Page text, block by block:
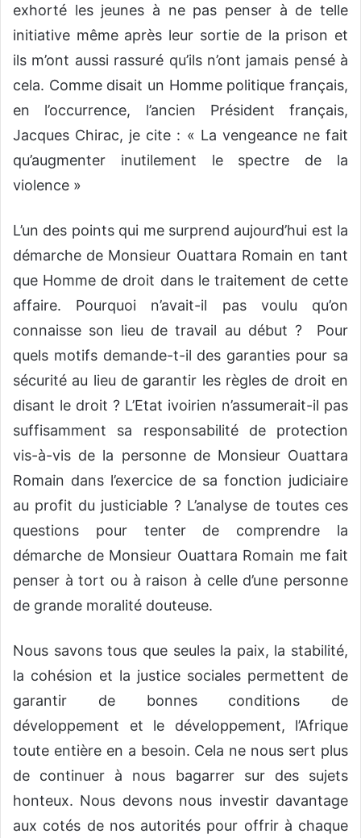
exhorté les jeunes à ne pas penser à de telle
initiative même après leur sortie de la prison et
ils m’ont aussi rassuré qu’ils n’ont jamais pensé à
cela. Comme disait un Homme politique français,
en l’occurrence, l’ancien Président français,
Jacques Chirac, je cite : « La vengeance ne fait
qu’augmenter inutilement le spectre de la
violence »
L’un des points qui me surprend aujourd’hui est la
démarche de Monsieur Ouattara Romain en tant
que Homme de droit dans le traitement de cette
affaire. Pourquoi n’avait-il pas voulu qu’on
connaisse son lieu de travail au début ? Pour
quels motifs demande-t-il des garanties pour sa
sécurité au lieu de garantir les règles de droit en
disant le droit ? L’Etat ivoirien n’assumerait-il pas
suffisamment sa responsabilité de protection
vis-à-vis de la personne de Monsieur Ouattara
Romain dans l’exercice de sa fonction judiciaire
au profit du justiciable ? L’analyse de toutes ces
questions pour tenter de comprendre la
démarche de Monsieur Ouattara Romain me fait
penser à tort ou à raison à celle d’une personne
de grande moralité douteuse.
Nous savons tous que seules la paix, la stabilité,
la cohésion et la justice sociales permettent de
garantir de bonnes conditions de
développement et le développement, l’Afrique
toute entière en a besoin. Cela ne nous sert plus
de continuer à nous bagarrer sur des sujets
honteux. Nous devons nous investir davantage
aux cotés de nos autorités pour offrir à chaque